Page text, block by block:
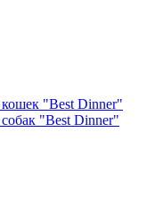
"Best Dinner"
"Best Dinner"